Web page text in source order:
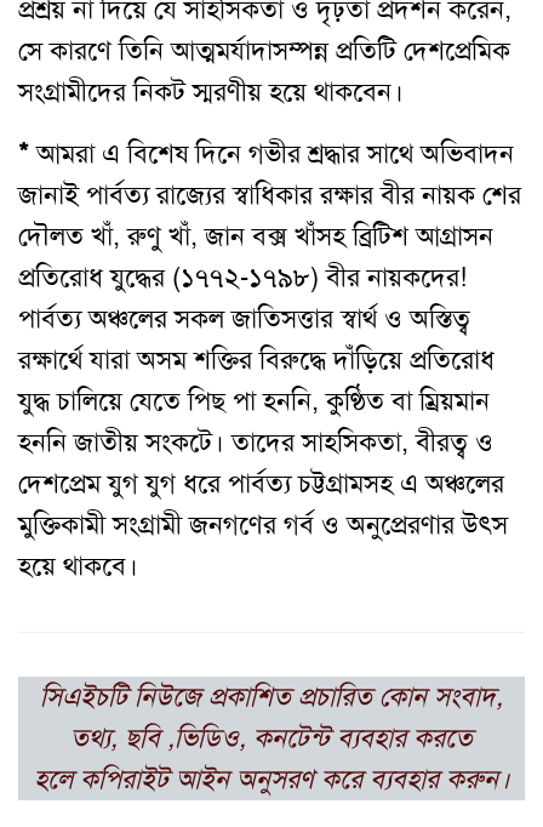
প্রশ্রয় না দিয়ে যে সাহসিকতা ও দৃঢ়তা প্রদর্শন করেন,
সে কারণে তিনি আত্মমর্যাদাসম্পন্ন প্রতিটি দেশপ্রেমিক
সংগ্রামীদের নিকট স্মরণীয় হয়ে থাকবেন।
*আমরা এ বিশেষ দিনে গভীর শ্রদ্ধার সাথে অভিবাদন
জানাই পার্বত্য রাজ্যের স্বাধিকার রক্ষার বীর নায়ক শের
দৌলত খাঁ, রুণু খাঁ, জান বক্স খাঁসহ ব্রিটিশ আগ্রাসন
প্রতিরোধ যুদ্ধের (১৭৭২-১৭৯৮) বীর নায়কদের!
পার্বত্য অঞ্চলের সকল জাতিসত্তার স্বার্থ ও অস্তিত্ব
রক্ষার্থে যারা অসম শক্তির বিরুদ্ধে দাঁড়িয়ে প্রতিরোধ
যুদ্ধ চালিয়ে যেতে পিছ পা হননি, কুণ্ঠিত বা ম্রিয়মান
হননি জাতীয় সংকটে। তাদের সাহসিকতা, বীরত্ব ও
দেশপ্রেম যুগ যুগ ধরে পার্বত্য চট্টগ্রামসহ এ অঞ্চলের
মুক্তিকামী সংগ্রামী জনগণের গর্ব ও অনুপ্রেরণার উৎস
হয়ে থাকবে।
সিএইচটি নিউজে প্রকাশিত প্রচারিত কোন সংবাদ,
তথ্য, ছবি ,ভিডিও, কনটেন্ট ব্যবহার করতে
হলে কপিরাইট আইন অনুসরণ করে ব্যবহার করুন।